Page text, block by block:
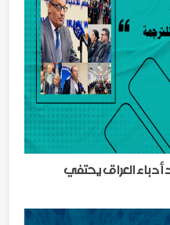
أدباء العراق يحتفي